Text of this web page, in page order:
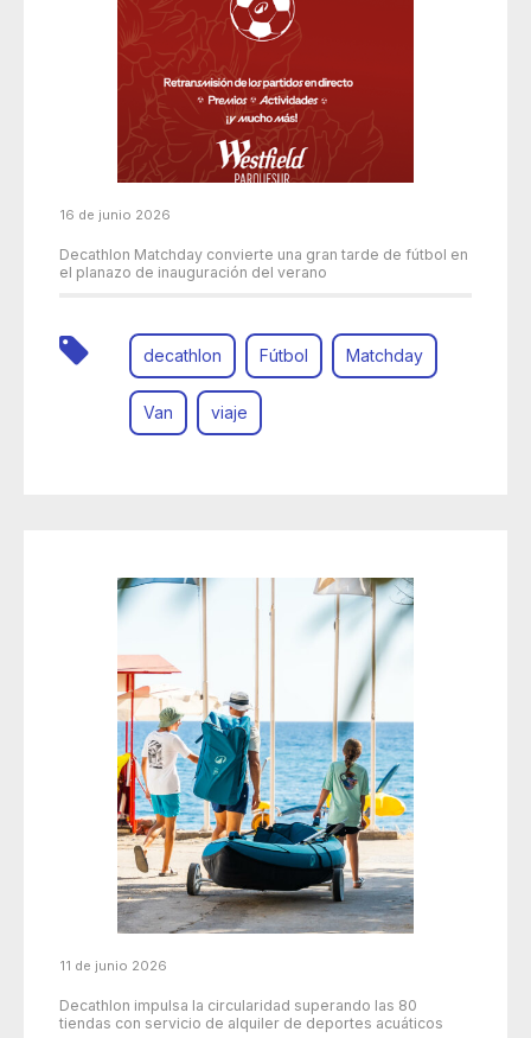
16 de junio 2026
Decathlon Matchday convierte una gran tarde de fútbol en
el planazo de inauguración del verano
decathlon Fútbol Matchday
Van viaje
11 de junio 2026
Decathlon impulsa la circularidad superando las 80
tiendas con servicio de alquiler de deportes acuáticos